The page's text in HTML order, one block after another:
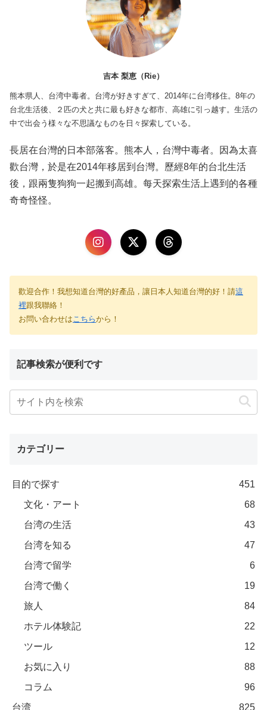
吉本 梨恵（Rie）
熊本県人、台湾中毒者。台湾が好きすぎて、2014年に台湾移住。8年の
台北生活後、２匹の犬と共に最も好きな都市、高雄に引っ越す。生活の
中で出会う様々な不思議なものを日々探索している。
長居在台灣的日本部落客。熊本人，台灣中毒者。因為太喜
歡台灣，於是在2014年移居到台灣。歷經8年的台北生活
後，跟兩隻狗狗一起搬到高雄。每天探索生活上遇到的各種
奇奇怪怪。
歡迎合作！我想知道台灣的好產品，讓日本人知道台灣的好！請這
裡跟我聯絡！
お問い合わせは こちらから！
記事検索が便利です
カテゴリー
目的で探す
451
文化・アート
68
台湾の生活
43
台湾を知る
47
台湾で留学
6
台湾で働く
19
旅人
84
ホテル体験記
22
ツール
12
お気に入り
88
コラム
96
台湾
825